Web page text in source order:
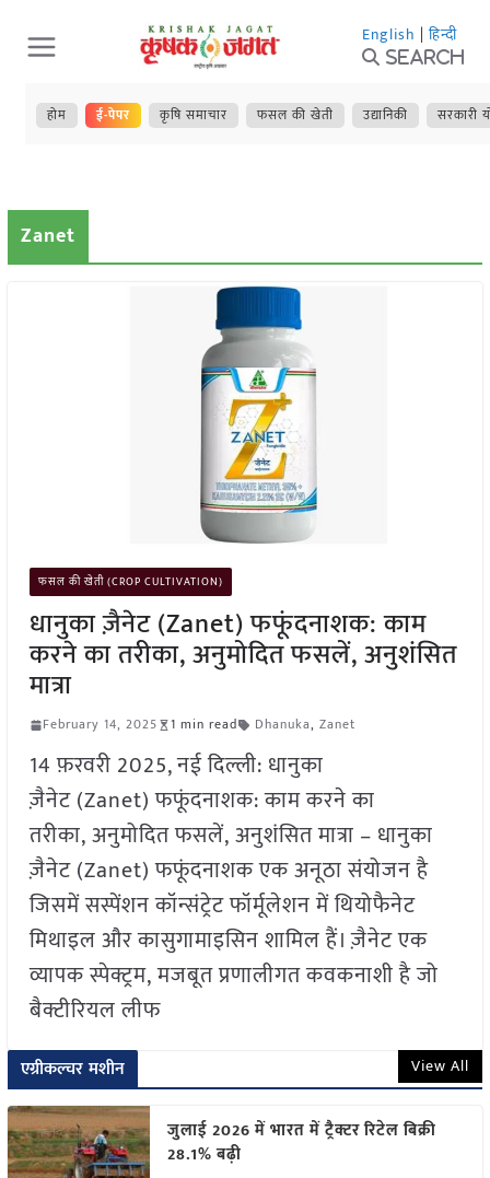
Skip
to
content
English | हिन्दी
Search
होम ई-पेपर कृषि समाचार फसल की खेती उद्यानिकी सरकारी
Zanet
फसल की खेती (CROP CULTIVATION)
धानुका ज़ैनेट (Zanet) फफूंदनाशक: काम
करने का तरीका, अनुमोदित फसलें, अनुशंसित
मात्रा
February 14, 2025 1 min read Dhanuka, Zanet
14 फ़रवरी 2025, नई दिल्ली: धानुका
ज़ैनेट (Zanet) फफूंदनाशक: काम करने का
तरीका, अनुमोदित फसलें, अनुशंसित मात्रा – धानुका
ज़ैनेट (Zanet) फफूंदनाशक एक अनूठा संयोजन है
जिसमें सस्पेंशन कॉन्संट्रेट फॉर्मूलेशन में थियोफैनेट
मिथाइल और कासुगामाइसिन शामिल हैं। ज़ैनेट एक
व्यापक स्पेक्ट्रम, मजबूत प्रणालीगत कवकनाशी है जो
बैक्टीरियल लीफ
एग्रीकल्चर मशीन View All
जुलाई 2026 में भारत में ट्रैक्टर रिटेल बिक्री
28.1% बढ़ी